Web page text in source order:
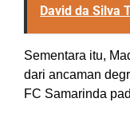
David da Silva
Sementara itu,
dari ancaman
FC Samarinda